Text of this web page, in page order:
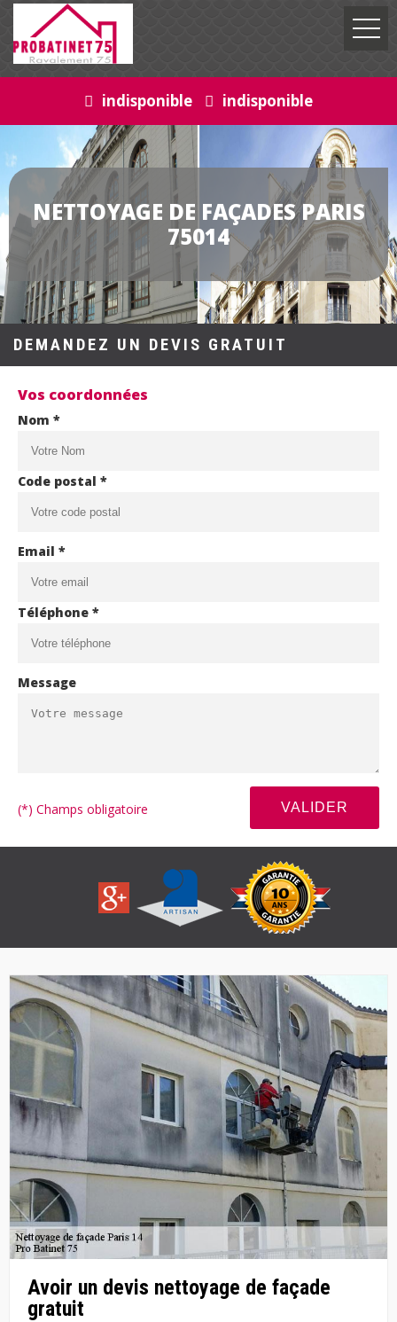
indisponible indisponible
NETTOYAGE DE FAÇADES PARIS
75014
DEMANDEZ UN DEVIS GRATUIT
Vos coordonnées
Nom *
Code postal *
Email *
Téléphone *
Message
(*) Champs obligatoire
Avoir un devis nettoyage de façade
gratuit